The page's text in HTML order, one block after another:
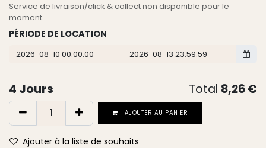
Service de livraison/click & collect non disponible pour le
moment
PÉRIODE DE LOCATION
4 Jours Total 8,26€
AJOUTER AU PANIER
Ajouter à la liste de souhaits